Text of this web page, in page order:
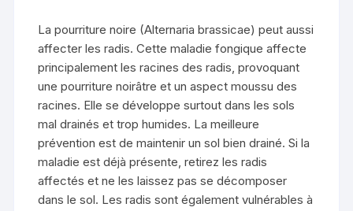
La pourriture noire (Alternaria brassicae) peut aussi
affecter les radis. Cette maladie fongique affecte
principalement les racines des radis, provoquant
une pourriture noirâtre et un aspect moussu des
racines. Elle se développe surtout dans les sols
mal drainés et trop humides. La meilleure
prévention est de maintenir un sol bien drainé. Si la
maladie est déjà présente, retirez les radis
affectés et ne les laissez pas se décomposer
dans le sol. Les radis sont également vulnérables à